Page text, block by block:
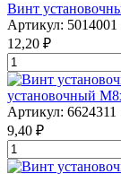
Винт
Артикул: 5014001
12,20 ₽
установочный
Артикул: 6624311
9,40 ₽